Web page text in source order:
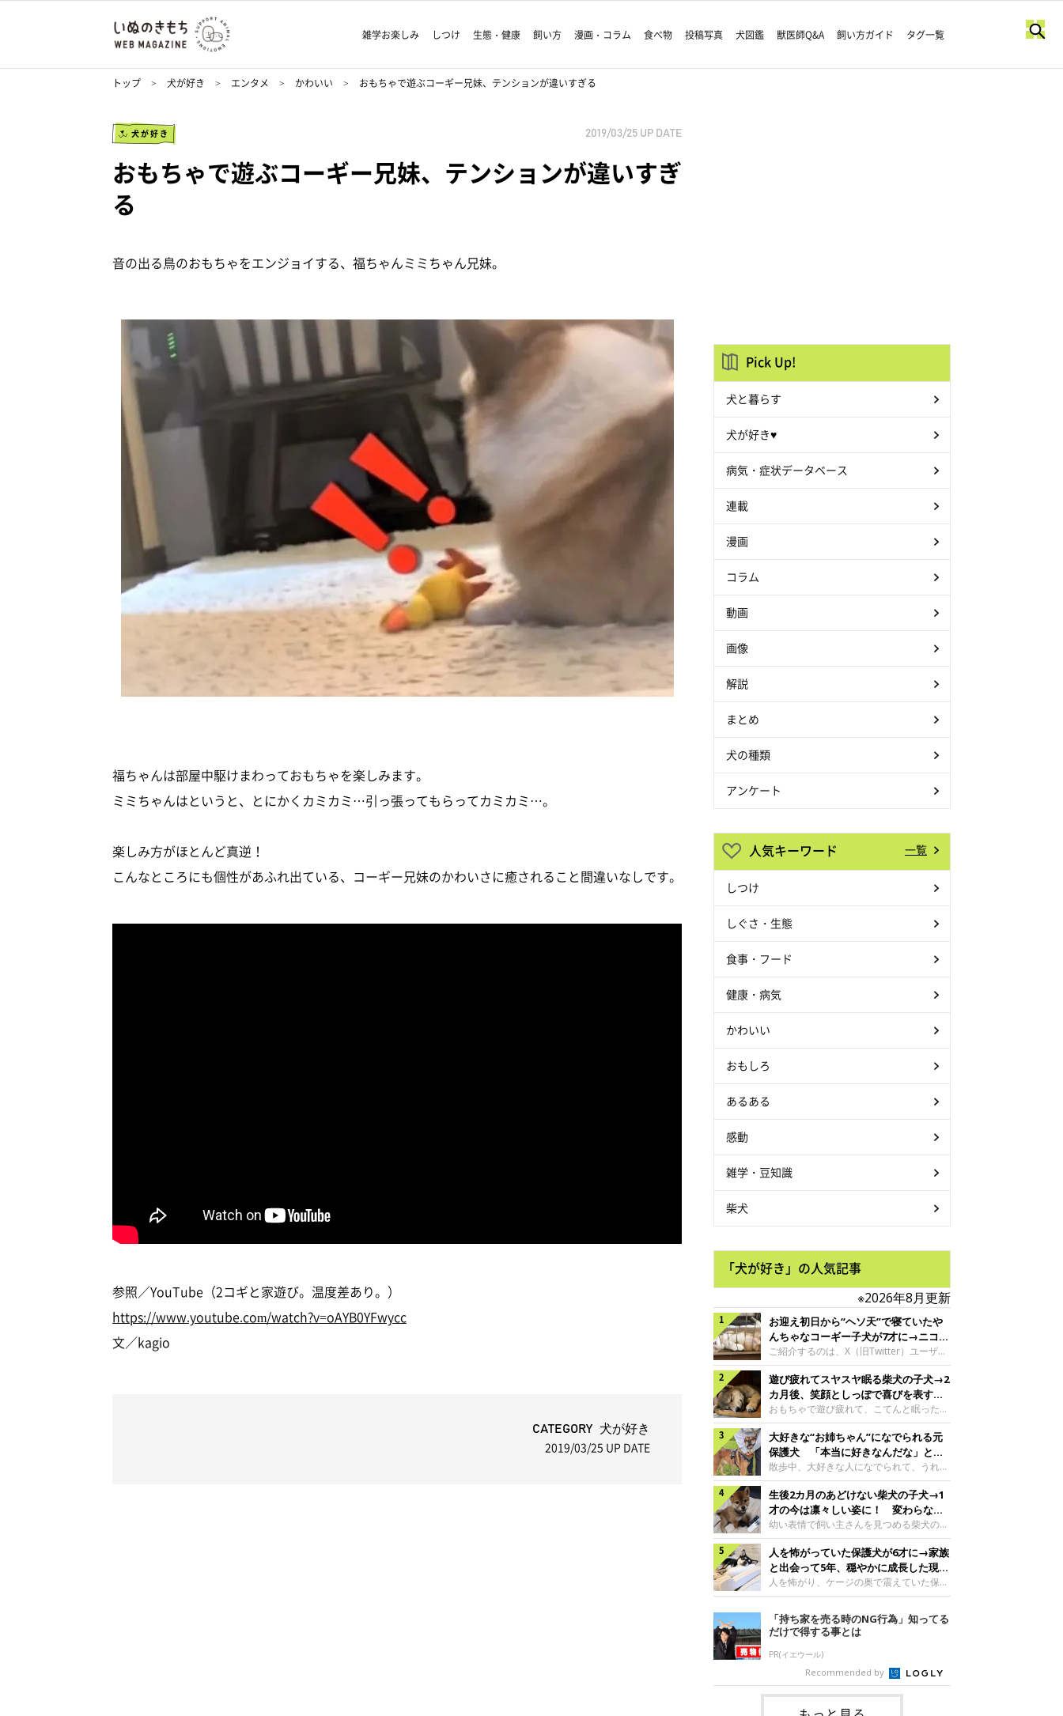
雑学お楽しみ しつけ 生態・健康 飼い方 漫画・コラム 食べ物 投稿写真 犬図鑑 獣医師Q&A 飼い方ガイド タグ一覧
トップ 犬が好き エンタメ かわいい おもちゃで遊ぶコーギー兄妹、テンションが違いすぎる
犬が好き 2019/03/25 UP DATE
おもちゃで遊ぶコーギー兄妹、テンションが違いすぎ
る
音の出る鳥のおもちゃをエンジョイする、福ちゃんミミちゃん兄妹。
福ちゃんは部屋中駆けまわっておもちゃを楽しみます。
ミミちゃんはというと、とにかくカミカミ…引っ張ってもらってカミカミ…。
楽しみ方がほとんど真逆！
こんなところにも個性があふれ出ている、コーギー兄妹のかわいさに癒されること間違いなしです。
参照／YouTube（2コギと家遊び。温度差あり。）
https://www.youtube.com/watch?v=oAYB0YFwycc
文／kagio
CATEGORY 犬が好き
2019/03/25 UP DATE
Pick Up!
犬と暮らす
犬が好き♥
病気・症状データベース
連載
漫画
コラム
動画
画像
解説
まとめ
犬の種類
アンケート
人気キーワード 一覧
しつけ
しぐさ・生態
食事・フード
健康・病気
かわいい
おもしろ
あるある
感動
雑学・豆知識
柴犬
「犬が好き」の人気記事
※2026年8月更新
お迎え初日から“ヘソ天”で寝ていたや
んちゃなコーギー子犬が7才に→ニコニ
コ“コーギースマイル”が魅力のコに成
長！
ご紹介するのは、X（旧Twitter）ユーザー
＠Kus1oKg2vsgdWS2さんの愛犬でウェル
シュ・コーギー・ペンブロークの神楽ちゃ
ん。今年の8月で7才になるという神楽ちゃ
んですが、いったいどんな子犬時代を過ご
したのでしょうか。今回は、神楽ちゃんの
成長を飼い主さんと振り返ります！神楽ち
ゃんの成長について聞いた！お迎えから数
日後の神楽ちゃん（撮影時生後2カ月）＠
Kus1oKg2vsgdWS2――お迎え当初の神楽
ちゃんの様子について教えてください。飼
い主さん： 「お迎え当日から“ヘソ天”で寝
るようなコでし
遊び疲れてスヤスヤ眠る柴犬の子犬→2
カ月後、笑顔としっぽで喜びを表すコ
に成長！
おもちゃで遊び疲れて、こてんと眠った子
犬。あれから2カ月、表情や行動にさまざ
まな変化が見られるようになりました。遊
び疲れて眠る生後2カ月のなっちゃん遊び
疲れた様子のなっちゃん。@Pkndg_紹介
するのは、X（旧Twitter）ユーザー
@Pkndg_さんの愛犬・なっちゃん（取材
時、生後4カ月／柴犬）。こちらの写真
は、なっちゃんが生後2カ月のころに撮影
された一枚です。この日、なっちゃんは家
族と一緒におもちゃで遊んでいました。た
くさん遊んで疲れたのか、その後は眠り始
めたそうです。眠るなっちゃん。
@Pkndg_
大好きな“お姉ちゃん”になでられる元
保護犬 「本当に好きなんだな」と感
じる表情にほっこり
散歩中、大好きな人になでられて、うれし
そうな表情を見せる元保護犬。甘えるよう
な姿に、見ているこちらまでほっこりしま
す。大好きな“お姉ちゃん”に甘える小次郎
くん妹さんになでてもらい、うれしそうな
表情を見せる小次郎くん（2026年6月撮
影）。@mika_Jimmy紹介するのは、X（旧
Twitter）ユーザー@mika_Jimmyさんの愛
犬・小次郎くん（撮影時5才）。こちら
は、飼い主さんの妹さんと一緒に散歩をし
日、飼い主さんは実家から自宅へ帰る途
中、妹さんと公園で待ち合わせ
生後2カ月のあどけない柴犬の子犬→1
才の今は凛々しい姿に！ 変わらない
「くりくりおめめ」にもほっこり
幼い表情で飼い主さんを見つめる柴犬の子
犬。1才を迎えた現在はすっかり成犬らし
くなりましたが、子犬のころから変わらな
いところもあるそうです。家族に迎えたば
かりの小さな慎之介くん生後2カ月の慎之
介くん。@BLACKpurupuru紹介するの
は、X（旧Twitter）ユーザー
@BLACKpurupuruさんの愛犬・慎之介く
ん（取材時1才／柴犬）です。こちらは、
慎之介くんが生後2カ月のころ、家族に迎
えて約2週間後に撮影された一枚。小さな
体とあどけない表情が印象的です。飼い主
さんの夫に抱っこされる慎之介くん。@B
人を怖がっていた保護犬が6才に→家族
と出会って5年、穏やかに成長した現在
の姿にグッとくる
人を怖がり、ケージの奥で震えていた保護
犬。家族と出会って5年、今では笑顔を見
せ、飼い主さんの娘さんにも少しずつ心を
開くようになりました。（写真左から）先
住犬・ライナちゃん、レオナちゃん。
@lina_and_leona紹介するのは、
Instagramユーザー@lina_and_leonaさん
の愛犬・レオナちゃん（取材時6才／柴犬
／写真右）です。穏やかで優しい表情を見
せる今の姿からは想像できませんが、レオ
「持ち家を売る時のNG行為」知ってる
だけで得する事とは
PR(イエウール)
Recommended by